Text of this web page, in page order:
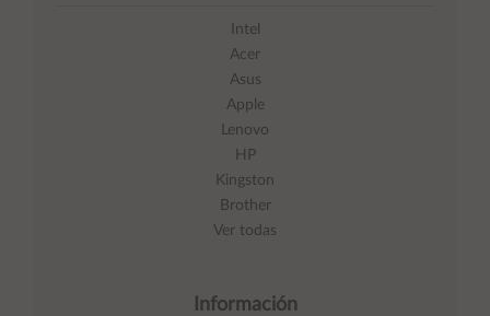
Intel
Acer
Asus
Apple
Lenovo
HP
Kingston
Brother
Ver todas
Información